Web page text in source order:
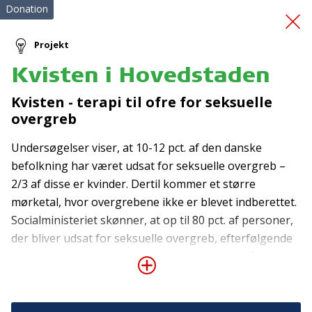
Patientvejlederkursus
Donation
Projekt
Kvisten i Hovedstaden
Kvisten - terapi til ofre for seksuelle
overgreb
Undersøgelser viser, at 10-12 pct. af den danske
befolkning har været udsat for seksuelle overgreb –
2/3 af disse er kvinder. Dertil kommer et større
mørketal, hvor overgrebene ikke er blevet indberettet.
Socialministeriet skønner, at op til 80 pct. af personer,
der bliver udsat for seksuelle overgreb, efterfølgende
har brug for behandling, hvilket mange ikke får.
Senfølgerne efter seksuelle overgreb er bl.a. PTSD,
Tilmeld nyhedsbrev
De seneste nyheder om TrygFondens og TryghedsGruppens
aktiviteter direkte i din indbakke.